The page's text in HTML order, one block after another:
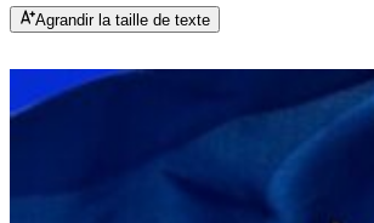
Agrandir la taille de texte